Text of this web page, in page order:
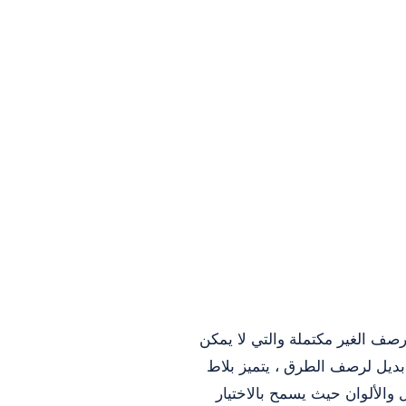
الغير مكتملة والتي لا يمكن
بديل لرصف الطرق ، يتميز بلاط
حيث يسمح بالاختيار